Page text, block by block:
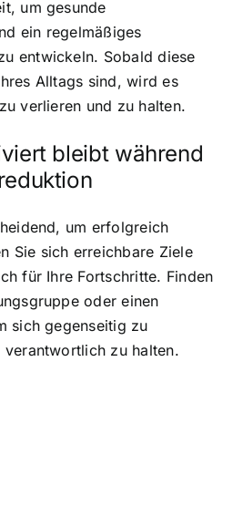
um gesunde
ein regelmäßiges
entwickeln. Sobald diese
Alltags sind, wird es
verlieren und zu halten.
bleibt während
um erfolgreich
Sie sich erreichbare Ziele
für Ihre Fortschritte. Finden
oder einen
sich gegenseitig zu
zu halten.